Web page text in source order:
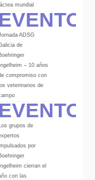
mundial
ADSG
de
– 10 años
compromiso con
veterinarios de
grupos de
por
cierran el
con las